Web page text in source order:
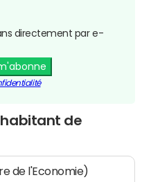
directement par e-
de
de l'Economie)